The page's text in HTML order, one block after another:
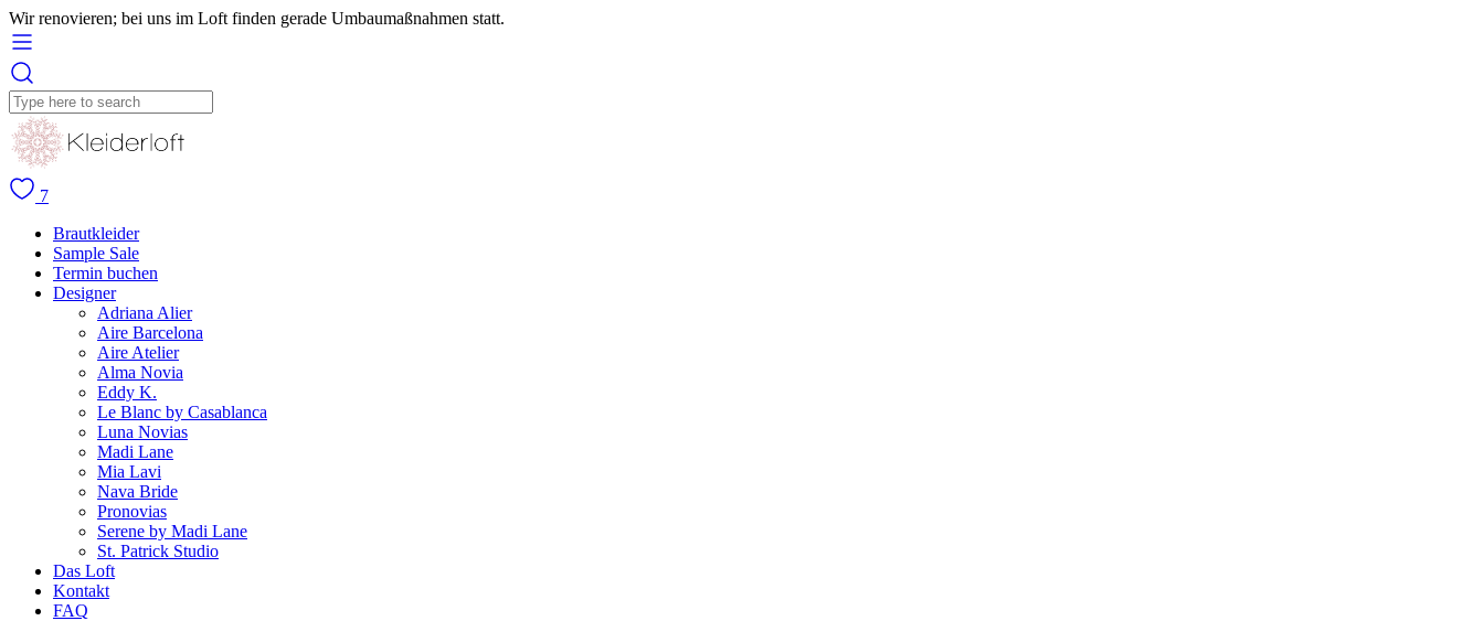
Wir renovieren; bei uns im Loft finden gerade Umbaumaßnahmen statt.
7
Brautkleider
Sample Sale
Termin buchen
Designer
Adriana Alier
Aire Barcelona
Aire Atelier
Alma Novia
Eddy K.
Le Blanc by Casablanca
Luna Novias
Madi Lane
Mia Lavi
Nava Bride
Pronovias
Serene by Madi Lane
St. Patrick Studio
Das Loft
Kontakt
FAQ